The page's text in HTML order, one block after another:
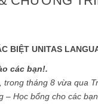
BIỆT UNITAS
các bạn!.
trong tháng 8 vừa qua
– Học bổng cho các